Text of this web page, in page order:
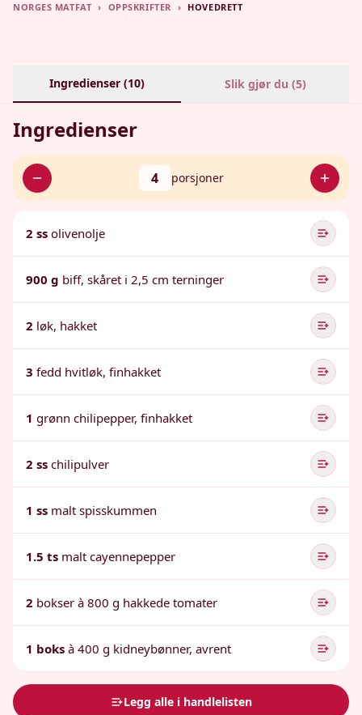
NORGES MATFAT › OPPSKRIFTER › HOVEDRETT
Ingredienser (10) Slik gjør du (5)
Ingredienser
4 porsjoner
2 ss olivenolje
900 g biff, skåret i 2,5 cm terninger
2 løk, hakket
3 fedd hvitløk, finhakket
1 grønn chilipepper, finhakket
2 ss chilipulver
1 ss malt spisskummen
1.5 ts malt cayennepepper
2 bokser à 800 g hakkede tomater
1 boks à 400 g kidneybønner, avrent
Legg alle i handlelisten